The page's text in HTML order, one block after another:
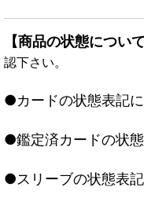
【商品の状態について
認下さい。
●カードの状態表記
●鑑定済カードの状
●スリーブの状態表